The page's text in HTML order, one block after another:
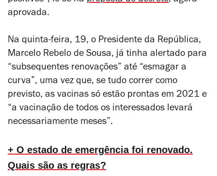
aprovada.
Na quinta-feira, 19, o Presidente da República,
Marcelo Rebelo de Sousa, já tinha alertado para
“subsequentes renovações” até “esmagar a
curva”, uma vez que, se tudo correr como
previsto, as vacinas só estão prontas em 2021 e
“a vacinação de todos os interessados levará
necessariamente meses”.
+ O estado de emergência foi renovado.
Quais são as regras?